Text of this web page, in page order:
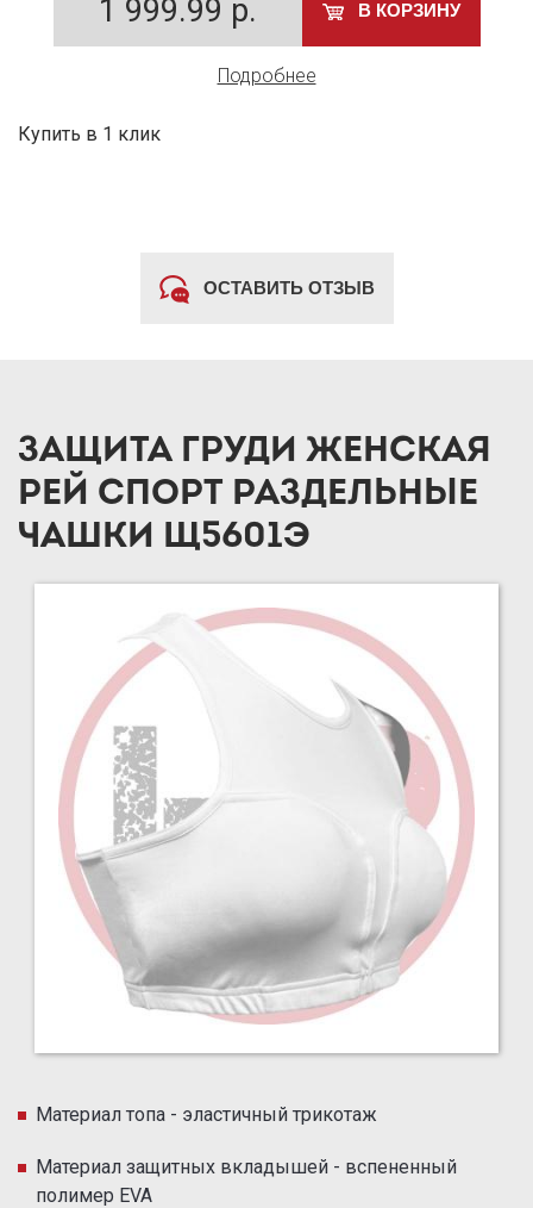
1 999.99 р. В КОРЗИНУ
Подробнее
Купить в 1 клик
ОСТАВИТЬ ОТЗЫВ
ЗАЩИТА ГРУДИ ЖЕНСКАЯ
РЕЙ СПОРТ РАЗДЕЛЬНЫЕ
ЧАШКИ Щ5601Э
Материал топа - эластичный трикотаж
Материал защитных вкладышей - вспененный
полимер EVA